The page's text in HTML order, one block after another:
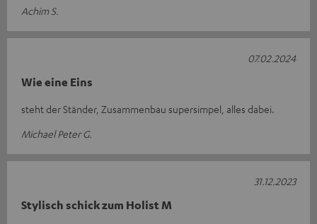
Achim S.
Wie eine Eins
steht der Ständer, Zusammenbau supersimpel, alles dabei.
Michael Peter G.
07.02.2024
Stylisch schick zum Holist M
31.12.2023